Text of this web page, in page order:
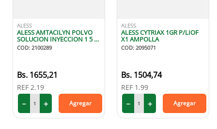
ALESS
ALESS AMTACILYN POLVO
SOLUCION INYECCION 1 5 G
X1 AMPOLLA
COD: 2100289
1655,21
REF 2.19
＋
－ Agregar
ALESS
ALESS CYTRIAX 1GR P/LIOF
X1 AMPOLLA
COD: 2095071
1504,74
REF 1.99
＋
－ Agregar